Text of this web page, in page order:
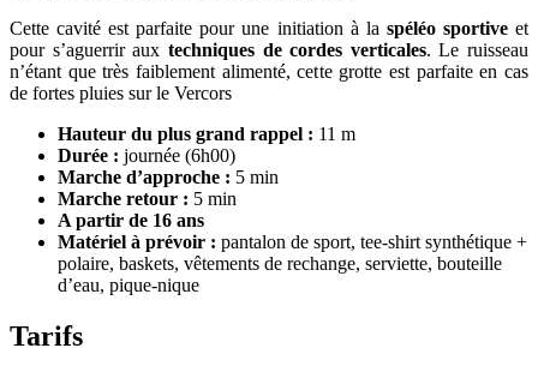
Cette cavité est parfaite pour une initiation à la spéléo sportiveet
pour s’aguerrir aux techniques de cordes verticales. Le ruisseau
n’étant que très faiblement alimenté, cette grotte est parfaite en cas
de fortes pluies sur le Vercors
Hauteur du plus grand rappel : 11 m
Durée : journée (6h00)
Marche d’approche : 5 min
Marche retour : 5 min
A partir de 16 ans
Matériel à prévoir : pantalon de sport, tee-shirt synthétique +
polaire, baskets, vêtements de rechange, serviette, bouteille
d’eau, pique-nique
Tarifs